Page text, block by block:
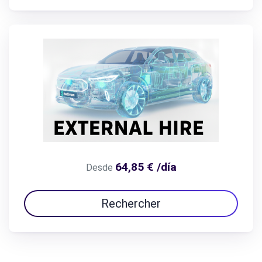
Desde 64,85 € /día
Rechercher